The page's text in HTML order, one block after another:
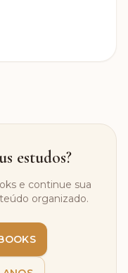
estudos?
e continue sua
organizado.